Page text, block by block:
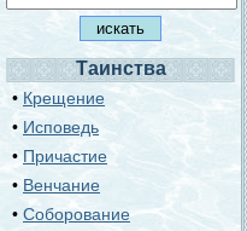
Таинства
• Крещение
• Исповедь
• Причастие
• Венчание
• Соборование